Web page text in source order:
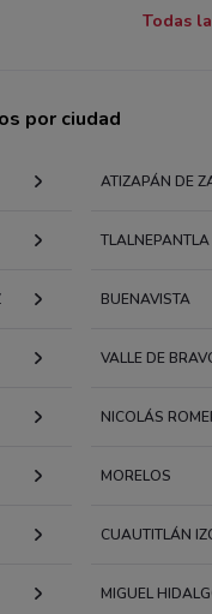
Todas
por ciudad
ATIZAPÁN DE
BUENAVISTA
VALLE DE
NICOLÁS
MORELOS
CUAUTITLÁN
MIGUEL